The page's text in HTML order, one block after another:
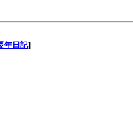
年日記]